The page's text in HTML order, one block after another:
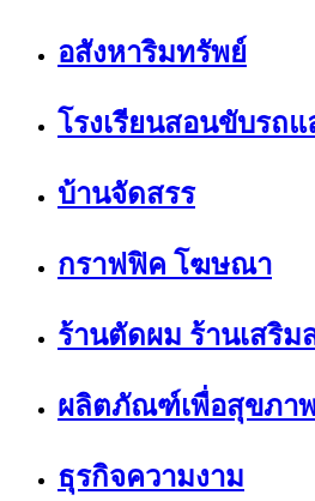
อสังหาริมทรัพย์
โรงเรียนสอนขับรถ
บ้านจัดสรร
กราฟฟิค โฆษณา
ร้านตัดผม ร้านเสริม
ผลิตภัณฑ์เพื่อสุขภา
ธุรกิจความงาม